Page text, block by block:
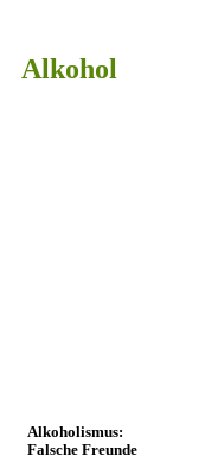
Alkohol
Alkoholismus:
Falsche Freunde